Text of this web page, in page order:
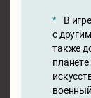
В
с
также